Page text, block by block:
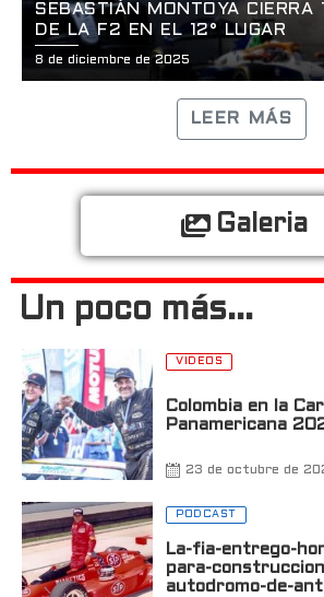
SEBASTIÁN MONTOYA CIERRA
DE LA F2 EN EL 12° LUGAR
8 de diciembre de 2025
LEER MÁS
Galeria
Un poco más...
VIDEOS
Colombia en la
Panamericana
23 de octubre de
PODCAST
La-fia-entrego-
para-
autodromo-de-